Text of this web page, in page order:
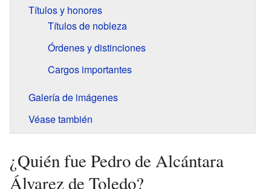
Títulos y honores
Títulos de nobleza
Órdenes y distinciones
Cargos importantes
Galería de imágenes
Véase también
¿Quién fue Pedro de Alcántara
Álvarez de Toledo?